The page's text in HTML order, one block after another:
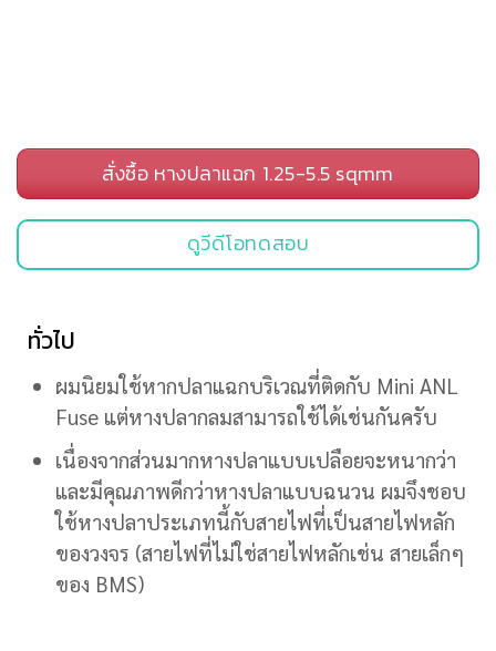
สั่งซื้อ หางปลาแฉก 1.25-5.5 sqmm
ดูวีดีโอทดสอบ
ทั่วไป
ผมนิยมใช้หากปลาแฉกบริเวณที่ติดกับ Mini ANL
Fuse แต่หางปลากลมสามารถใช้ได้เช่นกันครับ
เนื่องจากส่วนมากหางปลาแบบเปลือยจะหนากว่า
และมีคุณภาพดีกว่าหางปลาแบบฉนวน ผมจึงชอบ
ใช้หางปลาประเภทนี้กับสายไฟที่เป็นสายไฟหลัก
ของวงจร (สายไฟที่ไม่ใช่สายไฟหลักเช่น สายเล็กๆ
ของ BMS)